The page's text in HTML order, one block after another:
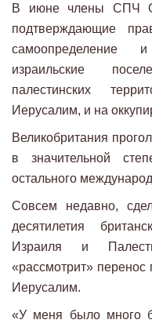
В июне члены СПЧ
подтверждающие
самоопределение
израильские
палестинских
Иерусалим, и на
Великобритания
в значительной
остального
Совсем недавно,
десятилетия
Израиля и
«рассмотрит»
Иерусалим.
«У меня было много